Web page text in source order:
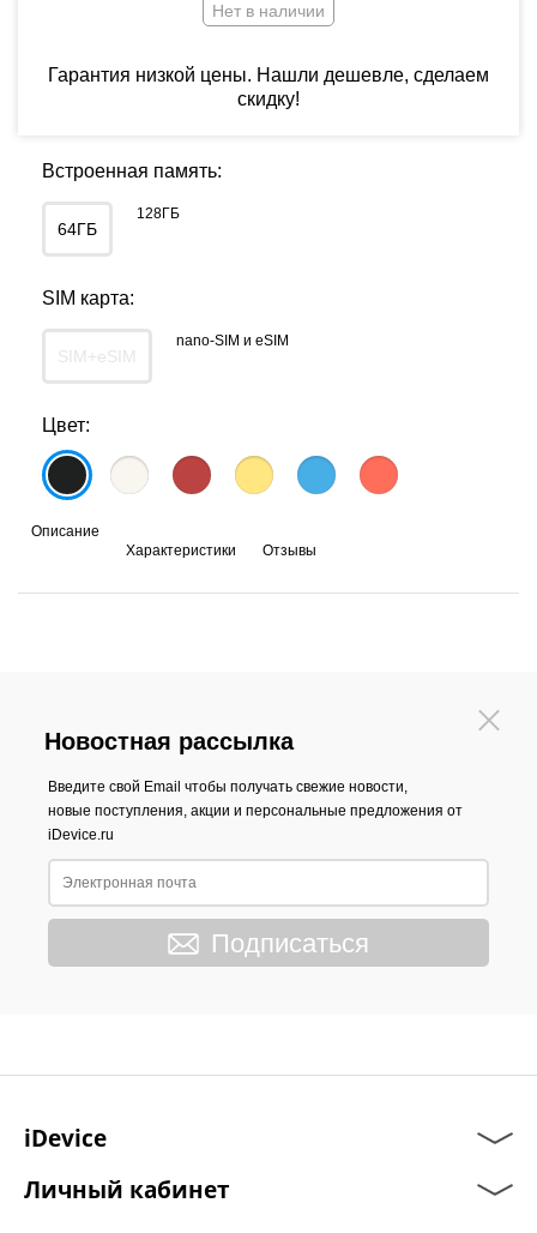
Нет в наличии
Гарантия низкой цены. Нашли дешевле, сделаем
скидку!
Встроенная память:
64ГБ
128ГБ
SIM карта:
SIM+eSIM
nano-SIM и eSIM
Цвет:
Описание
Характеристики
Отзывы
Новостная рассылка
Введите свой Email чтобы получать свежие новости,
новые поступления, акции и персональные предложения от
iDevice.ru
Подписаться
iDevice
Личный кабинет